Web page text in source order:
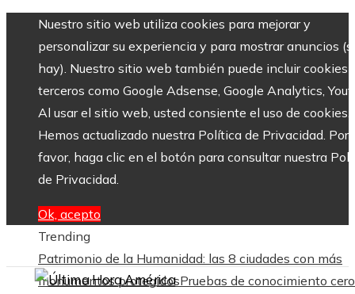
Nuestro sitio web utiliza cookies para mejorar y
personalizar su experiencia y para mostrar anuncios
hay). Nuestro sitio web también puede incluir cookies
terceros como Google Adsense, Google Analytics,
Al usar el sitio web, usted consiente el uso de cookies.
Hemos actualizado nuestra Política de Privacidad. Por
favor, haga clic en el botón para consultar nuestra
de Privacidad.
Ok, acepto
Trending
Patrimonio de la Humanidad: las 8 ciudades con más
monumentos protegidosPruebas de conocimiento